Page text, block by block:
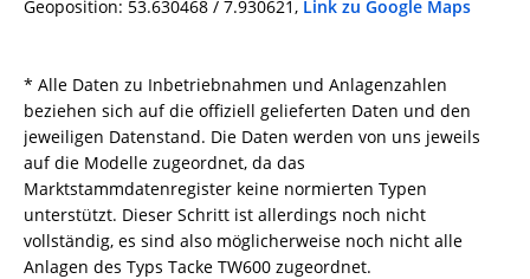
Geoposition: 53.630468 / 7.930621, Link zu Google Maps
* Alle Daten zu Inbetriebnahmen und Anlagenzahlen
beziehen sich auf die offiziell gelieferten Daten und den
jeweiligen Datenstand. Die Daten werden von uns jeweils
auf die Modelle zugeordnet, da das
Marktstammdatenregister keine normierten Typen
unterstützt. Dieser Schritt ist allerdings noch nicht
vollständig, es sind also möglicherweise noch nicht alle
Anlagen des Typs Tacke TW600 zugeordnet.